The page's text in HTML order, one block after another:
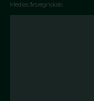
Medias årsregnskab.